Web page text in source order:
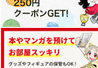
作品詳細